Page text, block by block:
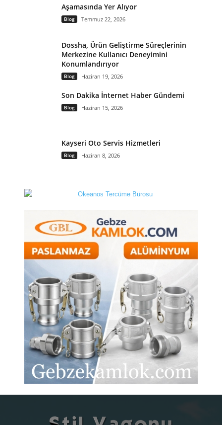
Aşamasında Yer Alıyor
Blog Temmuz 22, 2026
Dossha, Ürün Geliştirme Süreçlerinin
Merkezine Kullanıcı Deneyimini
Konumlandırıyor
Blog Haziran 19, 2026
Son Dakika İnternet Haber Gündemi
Blog Haziran 15, 2026
Kayseri Oto Servis Hizmetleri
Blog Haziran 8, 2026